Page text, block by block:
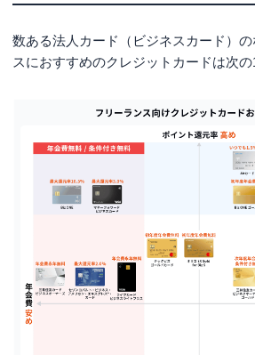
数ある法人カード（ビジネスカード）
スにおすすめのクレジットカードは次の